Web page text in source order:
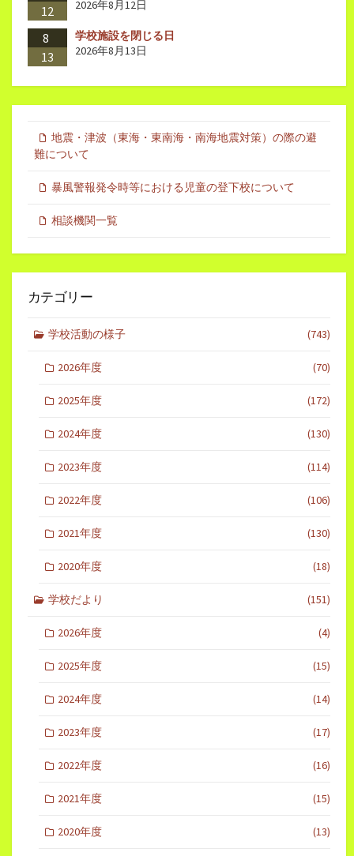
12
2026年8月12日
8
13
学校施設を閉じる日
2026年8月13日
地震・津波（東海・東南海・南海地震対策）の際の避
難について
暴風警報発令時等における児童の登下校について
相談機関一覧
カテゴリー
学校活動の様子 (743)
2026年度 (70)
2025年度 (172)
2024年度 (130)
2023年度 (114)
2022年度 (106)
2021年度 (130)
2020年度 (18)
学校だより (151)
2026年度 (4)
2025年度 (15)
2024年度 (14)
2023年度 (17)
2022年度 (16)
2021年度 (15)
2020年度 (13)